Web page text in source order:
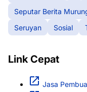
Seputar Berita
Seruyan
Sosial
Link Cepat
Jasa